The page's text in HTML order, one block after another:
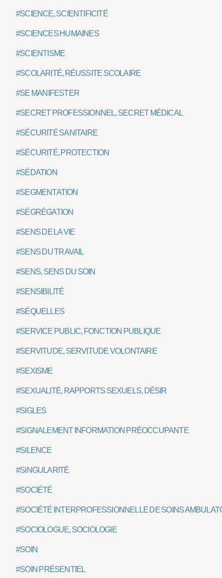
#SCIENCE, SCIENTIFICITÉ
#SCIENCES HUMAINES
#SCIENTISME
#SCOLARITÉ, RÉUSSITE SCOLAIRE
#SE MANIFESTER
#SECRET PROFESSIONNEL, SECRET MÉDICAL
#SÉCURITÉ SANITAIRE
#SÉCURITÉ, PROTECTION
#SÉDATION
#SEGMENTATION
#SÉGRÉGATION
#SENS DE LA VIE
#SENS DU TRAVAIL
#SENS, SENS DU SOIN
#SENSIBILITÉ
#SÉQUELLES
#SERVICE PUBLIC, FONCTION PUBLIQUE
#SERVITUDE, SERVITUDE VOLONTAIRE
#SEXISME
#SEXUALITÉ, RAPPORTS SEXUELS, DÉSIR
#SIGLES
#SIGNALEMENT INFORMATION PRÉOCCUPANTE
#SILENCE
#SINGULARITÉ
#SOCIÉTÉ
#SOCIÉTÉ INTERPROFESSIONNELLE DE SOINS
#SOCIOLOGUE, SOCIOLOGIE
#SOIN
#SOIN PRÉSENTIEL